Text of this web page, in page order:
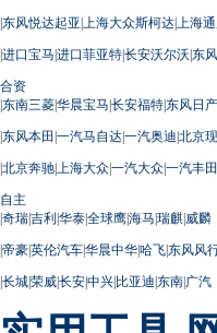
|东风悦达起亚| 上海大众斯柯达| 上海
|进口宝马|进口菲亚特|长安沃尔沃|东
合资
|东南三菱|华晨宝马|长安福特|东风日产
|东风本田 |一汽马自达|一汽奥迪|北京
|北京奔驰| 上海大众|一汽大众|一汽丰田
自主
|奇瑞|吉利|华泰|全球鹰|海马|瑞麒|威麟
|帝豪|英伦汽车|华晨中华|哈飞|东风风
|长城|荣威|长安|中兴|比亚迪|东南|广汽